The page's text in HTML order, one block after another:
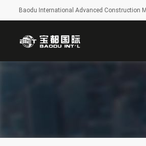
Baodu International Advanced Construction